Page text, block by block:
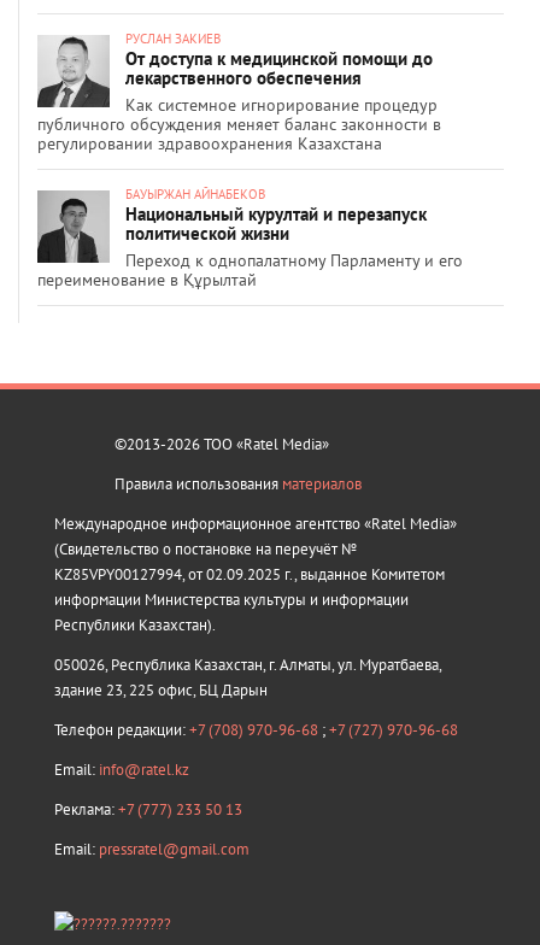
РУСЛАН ЗАКИЕВ
От доступа к медицинской помощи до
лекарственного обеспечения
Как системное игнорирование процедур
публичного обсуждения меняет баланс законности в
регулировании здравоохранения Казахстана
БАУЫРЖАН АЙНАБЕКОВ
Национальный курултай и перезапуск
политической жизни
Переход к однопалатному Парламенту и его
переименование в Құрылтай
©2013-2026 ТОО «Ratel Media»
Правила использования материалов
Международное информационное агентство «Ratel Media»
(Свидетельство о постановке на переучёт №
KZ85VPY00127994, от 02.09.2025 г., выданное Комитетом
информации Министерства культуры и информации
Республики Казахстан).
050026, Республика Казахстан, г. Алматы, ул. Муратбаева,
здание 23, 225 офис, БЦ Дарын
Телефон редакции:+7 (708) 970-96-68 ;+7 (727) 970-96-68
Email: info@ratel.kz
Реклама:+7 (777) 233 50 13
Email: pressratel@gmail.com